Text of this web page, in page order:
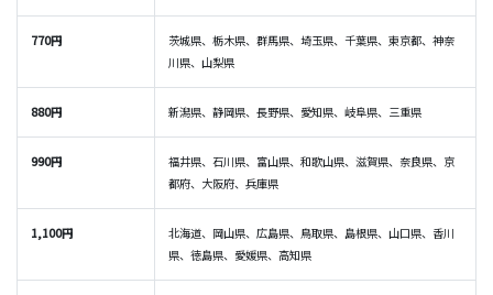
770円
茨城県、栃木県、群馬県、埼玉県、千葉県、東京都、神奈
川県、山梨県
880円 新潟県、静岡県、長野県、愛知県、岐阜県、三重県
990円
福井県、石川県、富山県、和歌山県、滋賀県、奈良県、京
都府、大阪府、兵庫県
1,100円
北海道、岡山県、広島県、鳥取県、島根県、山口県、香川
県、徳島県、愛媛県、高知県